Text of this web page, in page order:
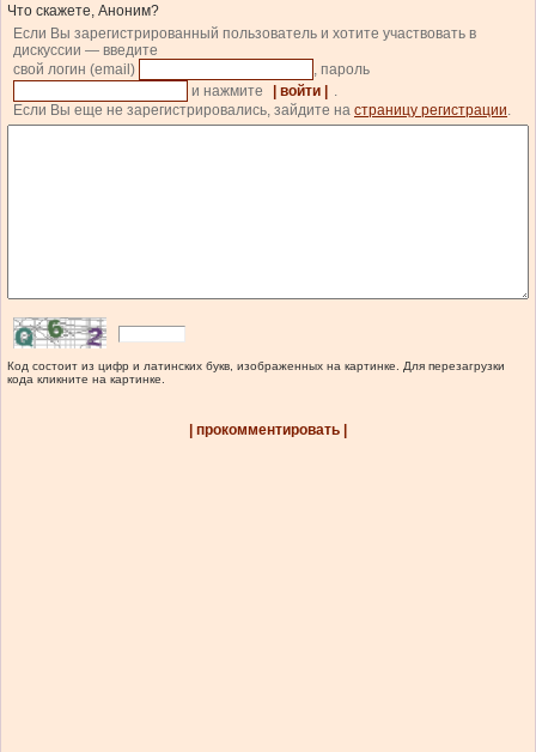
Что скажете, Аноним?
Если Вы зарегистрированный пользователь и хотите участвовать в
дискуссии — введите
свой логин (email)
, пароль
и нажмите
| войти |
.
Если Вы еще не зарегистрировались, зайдите на страницу регистрации.
Код состоит из цифр и латинских букв, изображенных на картинке. Для перезагрузки
кода кликните на картинке.
| прокомментировать |